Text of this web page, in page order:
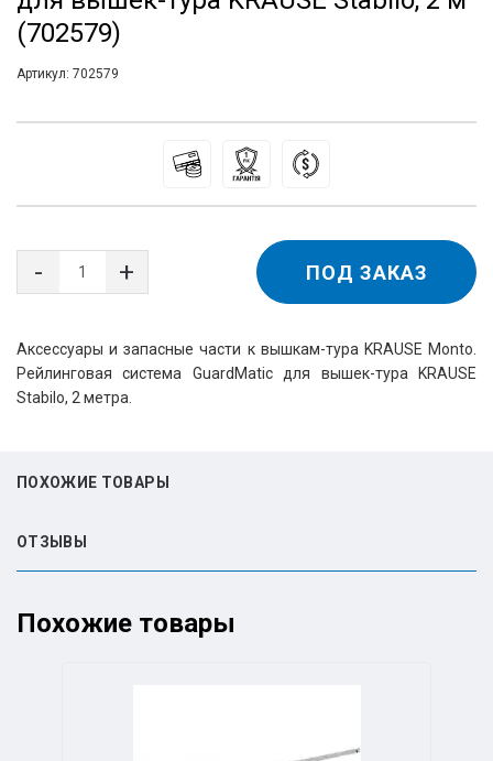
(702579)
Артикул: 702579
Аксессуары и запасные части к вышкам-тура KRAUSE Monto.
Рейлинговая система GuardMatic для вышек-тура KRAUSE
Stabilo, 2 метра.
ПОД ЗАКАЗ
ПОХОЖИЕ ТОВАРЫ
ОТЗЫВЫ
Похожие товары